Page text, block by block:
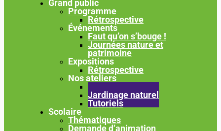
Grand public
Programme
Rétrospective
Événements
Faut qu’on s’bouge !
Journées nature et
patrimoine
Expositions
Rétrospective
Nos ateliers
Jardinage naturel
Tutoriels
Scolaire
Thématiques
Demande d’animation